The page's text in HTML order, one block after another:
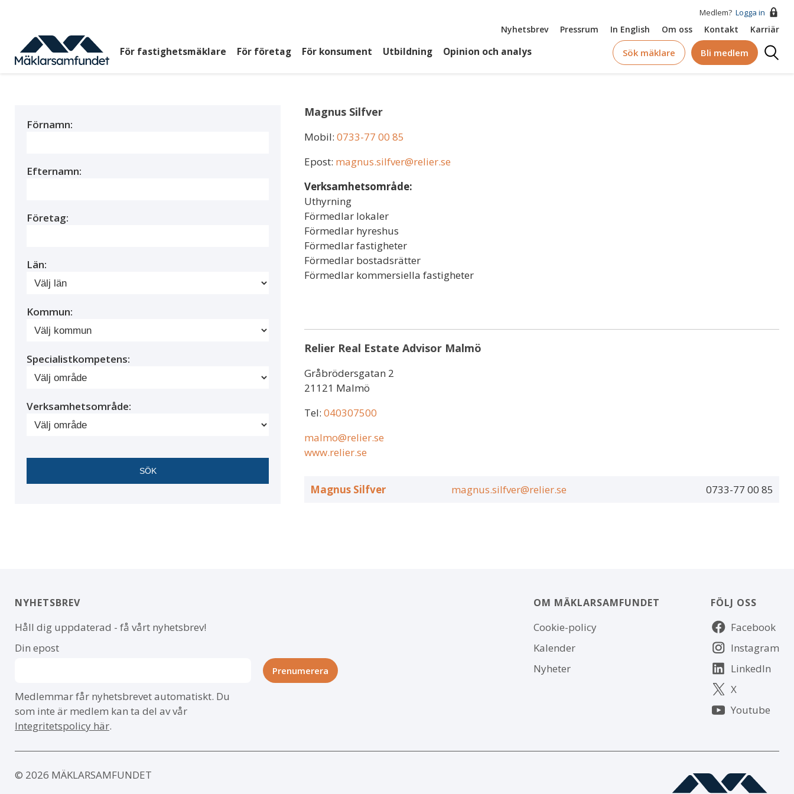
huvudinnehåll
Medlem? Logga in
Top
Nyhetsbrev Pressrum In English Om oss Kontakt Karriär
Huvudmeny
För fastighetsmäklare För företag För konsument Utbildning Opinion och analys Sök mäklare Bli medlem
Logga
Magnus Silfver
Mobil: 0733-77 00 85
Epost: magnus.silfver@relier.se
Verksamhetsområde:
Uthyrning
Förmedlar lokaler
Förmedlar hyreshus
Förmedlar fastigheter
Förmedlar bostadsrätter
Förmedlar kommersiella fastigheter
Relier Real Estate Advisor Malmö
Gråbrödersgatan 2
21121 Malmö
Tel: 040307500
malmo@relier.se
www.relier.se
Magnus Silfver magnus.silfver@relier.se 0733-77 00 85
Förnamn:
Efternamn:
Företag:
Län:
Kommun:
Specialistkompetens:
Verksamhetsområde:
NYHETSBREV
Håll dig uppdaterad - få vårt nyhetsbrev!
Din epost
Medlemmar får nyhetsbrevet automatiskt. Du
som inte är medlem kan ta del av vår
Integritetspolicy här.
OM MÄKLARSAMFUNDET
Om
Cookie-policy
Kalender
Nyheter
FÖLJ OSS
Följ
oss
Facebook
Instagram
LinkedIn
X
Youtube
© 2026 MÄKLARSAMFUNDET